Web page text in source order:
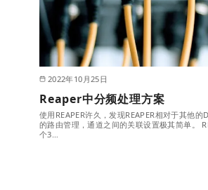
2022年10月25日
Reaper中分频处理方案
使用REAPER许久，发现REAPER相对于其他
的路由管理，通道之间的关联设置极其简单。
个3…